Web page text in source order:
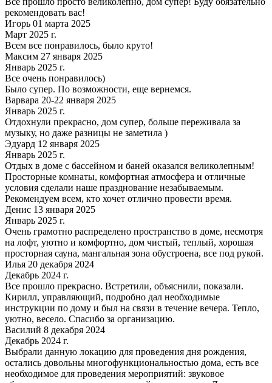
рекомендовать вас!
Игорь 01 марта 2025
Март 2025 г.
Всем все понравилось, было круто!
Максим 27 января 2025
Январь 2025 г.
Все очень понравилось)
Было супер. По возможности, еще вернемся.
Варвара 20-22 января 2025
Январь 2025 г.
Отдохнули прекрасно, дом супер, больше переживала за
музыку, но даже разницы не заметила )
Эдуард 12 января 2025
Январь 2025 г.
Отдых в доме с бассейном и баней оказался великолепным!
Просторные комнаты, комфортная атмосфера и отличные
условия сделали наше празднование незабываемым.
Рекомендуем всем, кто хочет отлично провести время.
Денис 13 января 2025
Январь 2025 г.
Очень грамотно распределено пространство в доме, несмотря
на лофт, уютно и комфортно, дом чистый, теплый, хорошая
просторная сауна, мангальная зона обустроена, все под рукой.
Илья 20 декабря 2024
Декабрь 2024 г.
Все прошло прекрасно. Встретили, объяснили, показали.
Кирилл, управляющий, подробно дал необходимые
инструкции по дому и был на связи в течение вечера. Тепло,
уютно, весело. Спасибо за организацию.
Василий 8 декабря 2024
Декабрь 2024 г.
Выбрали данную локацию для проведения дня рождения,
остались довольны многофункциональностью дома, есть все
необходимое для проведения мероприятий: звуковое